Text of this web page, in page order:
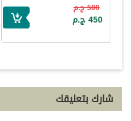
500 ج.م
450 ج.م
شارك بتعليقك